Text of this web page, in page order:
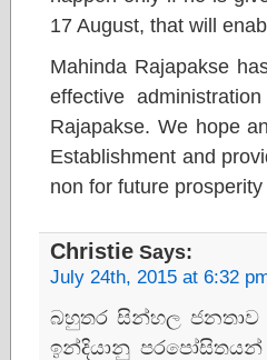
17 August, that will
Mahinda Rajapakse
effective
Rajapakse. We hope
Establishment and
non for future
Christie Says:
July 24th, 2015 at 6:32
බහුතර සින්හල ජනතාව
ඉන්දියානු